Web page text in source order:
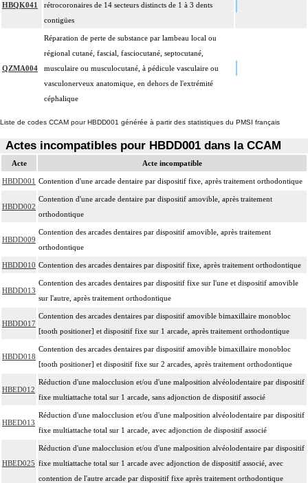
HBQK041
rétrocoronaires de 14 secteurs distincts de 1 à 3 dents
contigües
QZMA004
Réparation de perte de substance par lambeau local ou
régional cutané, fascial, fasciocutané, septocutané,
musculaire ou musculocutané, à pédicule vasculaire ou
vasculonerveux anatomique, en dehors de l'extrémité
céphalique
Liste de codes CCAM pour HBDD001 générée à partir des statistiques du PMSI français
Actes incompatibles pour HBDD001 dans la CCAM
Acte Acte incompatible
HBDD001 Contention d'une arcade dentaire par dispositif fixe, après traitement orthodontique
HBDD002
Contention d'une arcade dentaire par dispositif amovible, après traitement
orthodontique
HBDD009
Contention des arcades dentaires par dispositif amovible, après traitement
orthodontique
HBDD010 Contention des arcades dentaires par dispositif fixe, après traitement orthodontique
HBDD013
Contention des arcades dentaires par dispositif fixe sur l'une et dispositif amovible
sur l'autre, après traitement orthodontique
HBDD017
Contention des arcades dentaires par dispositif amovible bimaxillaire monobloc
[tooth positioner] et dispositif fixe sur 1 arcade, après traitement orthodontique
HBDD018
Contention des arcades dentaires par dispositif amovible bimaxillaire monobloc
[tooth positioner] et dispositif fixe sur 2 arcades, après traitement orthodontique
HBED012
Réduction d'une malocclusion et/ou d'une malposition alvéolodentaire par dispositif
fixe multiattache total sur 1 arcade, sans adjonction de dispositif associé
HBED013
Réduction d'une malocclusion et/ou d'une malposition alvéolodentaire par dispositif
fixe multiattache total sur 1 arcade, avec adjonction de dispositif associé
HBED025
Réduction d'une malocclusion et/ou d'une malposition alvéolodentaire par dispositif
fixe multiattache total sur 1 arcade avec adjonction de dispositif associé, avec
contention de l'autre arcade par dispositif fixe après traitement orthodontique